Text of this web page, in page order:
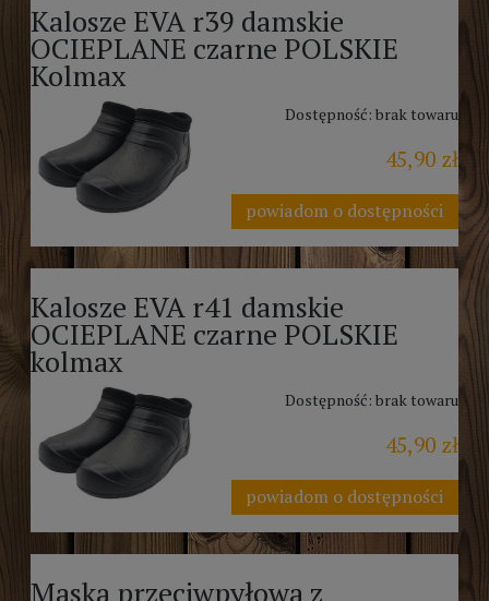
Kalosze EVA r39 damskie
OCIEPLANE czarne POLSKIE
Kolmax
Dostępność: brak towaru
45,90 zł
powiadom o dostępności
Kalosze EVA r41 damskie
OCIEPLANE czarne POLSKIE
kolmax
Dostępność: brak towaru
45,90 zł
powiadom o dostępności
Maska przeciwpyłowa z